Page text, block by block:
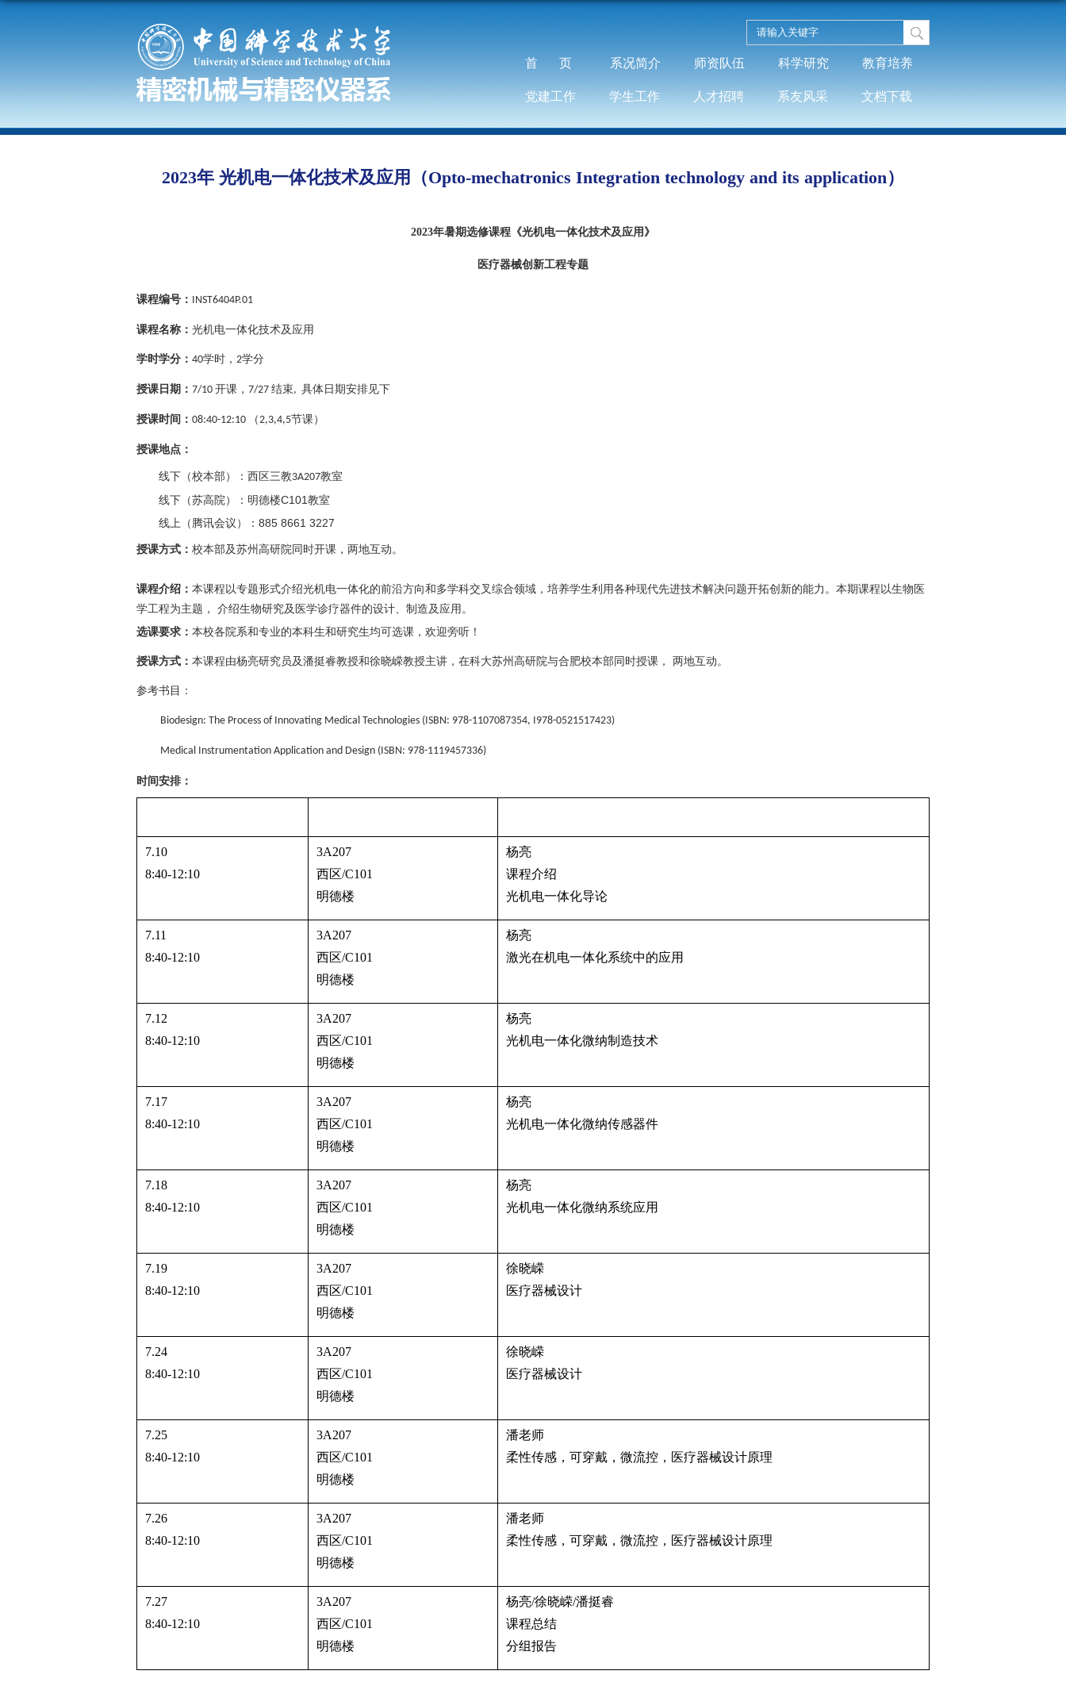
首页 系况简介 师资队伍 科学研究 教育培养
党建工作 学生工作 人才招聘 系友风采 文档下载
2023年 光机电一体化技术及应用（Opto-mechatronics Integration technology and its application）
2023年暑期选修课程《光机电一体化技术及应用 》
医疗器械创新工程专题
课程编号： INST6404P.01
课程名称： 光机电一体化技术及应用
学时学分： 40学时， 2学分
授课日期： 7/10 开课， 7/27 结束, 具体日期安排见下
授课时间： 08:40-12:10 （2,3,4,5节课）
授课地点：
线下（校本部）：西区三教3A207教室
线下（苏高院）：明德楼C101 教室
线上（腾讯会议）： 885 8661 3227
授课方式： 校本部及苏州高研院同时开课，两地互动。
课程介绍： 本课程以专题形式介绍光机电一体化的前沿方向和多学科交叉综合领域，培养学生利用各种现代先进技术解决问题开拓创新的能力。本期课程以生物医
学工程为主题， 介绍生物研究及医学诊疗器件的设计、制造及应用。
选课要求： 本校各院系和专业的本科生和研究生均可选课，欢迎旁听！
授课方式 ： 本课程由杨亮研究员及潘挺睿教授和徐晓嵘教授主讲，在科大苏州高研院与合肥校本部同时授课， 两地互动。
参考书目：
Biodesign: The Process of Innovating Medical Technologies (ISBN: 978-1107087354, I978-0521517423)
Medical Instrumentation Application and Design (ISBN: 978-1119457336)
时间安排：
7.10
8:40-12:10
3A207
西区/C101
明德楼
杨亮
课程介绍
光机电一体化导论
7.11
8:40-12:10
3A207
西区/C101
明德楼
杨亮
激光在机电一体化系统中的应用
7.12
8:40-12:10
3A207
西区/C101
明德楼
杨亮
光机电一体化微纳制造技术
7.17
8:40-12:10
3A207
西区/C101
明德楼
杨亮
光机电一体化微纳传感器件
7.18
8:40-12:10
3A207
西区/C101
明德楼
杨亮
光机电一体化微纳系统应用
7.19
8:40-12:10
3A207
西区/C101
明德楼
徐晓嵘
医疗器械设计
7.24
8:40-12:10
3A207
西区/C101
明德楼
徐晓嵘
医疗器械设计
7.25
8:40-12:10
3A207
西区/C101
明德楼
潘老师
柔性传感，可穿戴，微流控，医疗器械设计原理
7.26
8:40-12:10
3A207
西区/C101
明德楼
潘老师
柔性传感，可穿戴，微流控，医疗器械设计原理
7.27
8:40-12:10
3A207
西区/C101
明德楼
杨亮/徐晓嵘/潘挺睿
课程总结
分组报告